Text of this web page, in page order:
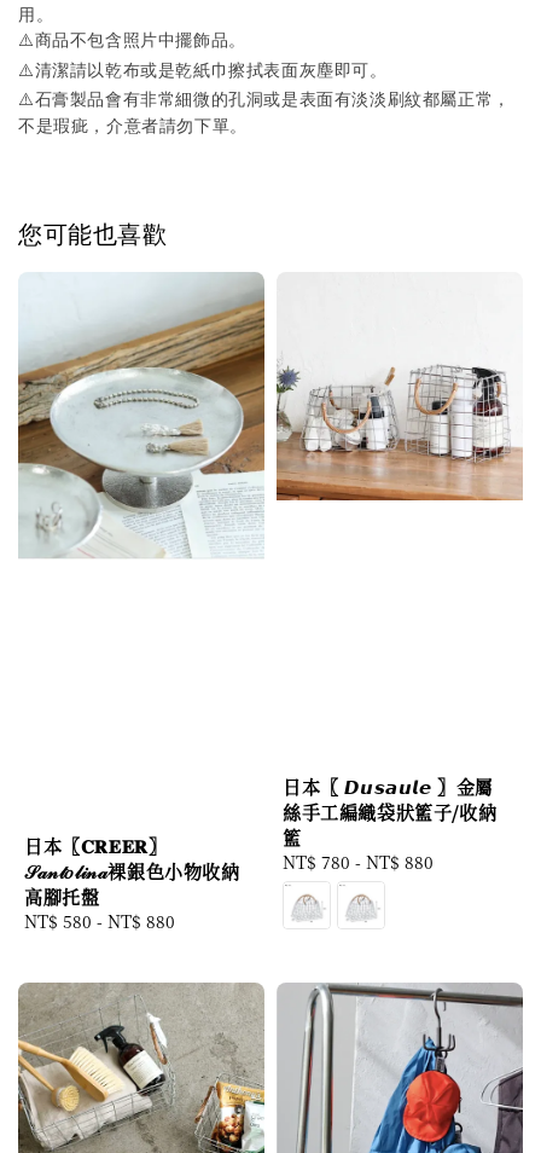
用。
⚠️商品不包含照片中擺飾品。
⚠️清潔請以乾布或是乾紙巾擦拭表面灰塵即可。
⚠️石膏製品會有非常細微的孔洞或是表面有淡淡刷紋都屬正常，
不是瑕疵，介意者請勿下單。
您可能也喜歡
日本〖𝐂𝐑𝐄𝐄𝐑〗
𝒮𝒶𝓃𝓉𝑜𝓁𝒾𝓃𝒶裸銀色小物收納
高腳托盤
Regular
NT$ 580 - NT$ 880
日本〖 𝘿𝙪𝙨𝙖𝙪𝙡𝙚 〗金屬
絲手工編織袋狀籃子/收納
籃
Regular
price
NT$ 780 - NT$ 880